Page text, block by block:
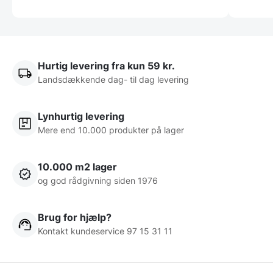
Hurtig levering fra kun 59 kr.
Landsdækkende dag- til dag levering
Lynhurtig levering
Mere end 10.000 produkter på lager
10.000 m2 lager
og god rådgivning siden 1976
Brug for hjælp?
Kontakt kundeservice 97 15 31 11